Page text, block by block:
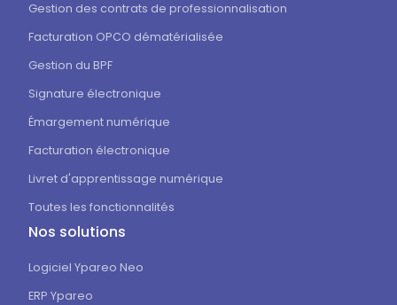
Gestion des contrats de professionnalisation
Facturation OPCO dématérialisée
Gestion du BPF
Signature électronique
Émargement numérique
Facturation électronique
Livret d'apprentissage numérique
Toutes les fonctionnalités
Nos solutions
Logiciel Ypareo Neo
ERP Ypareo